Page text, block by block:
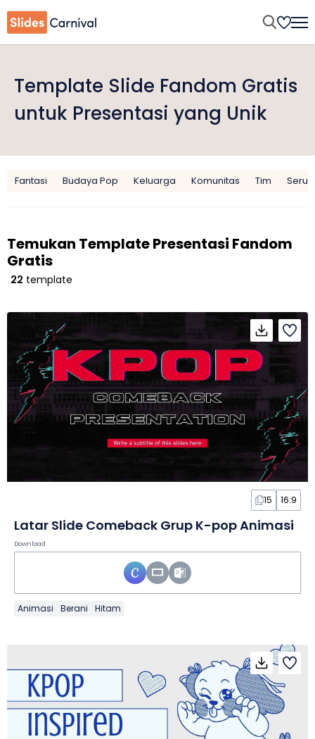
Template Slide Fandom Gratis
untuk Presentasi yang Unik
Fantasi Budaya Pop Keluarga Komunitas Tim Seru
Temukan Template Presentasi Fandom
Gratis
22 template
15 16:9
Latar Slide Comeback Grup K-pop Animasi
Download
Animasi Berani Hitam